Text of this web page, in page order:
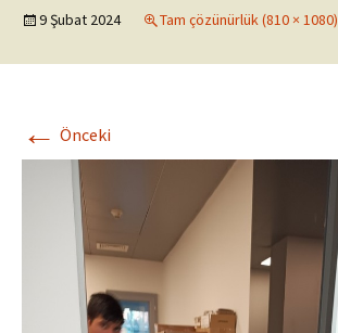
9 Şubat 2024 Tam çözünürlük (810 × 1080)
← Önceki